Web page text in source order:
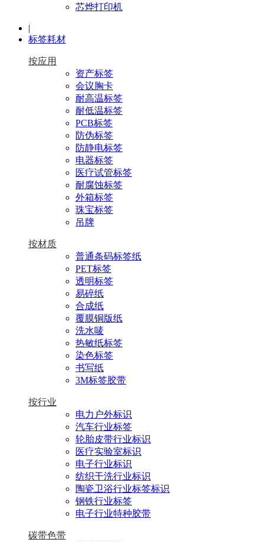
芯烨打印机
|
标签耗材
按应用
资产标签
会议胸卡
耐高温标签
耐低温标签
PCB标签
防伪标签
防静电标签
电器标签
医疗试管标签
耐腐蚀标签
外箱标签
珠宝标签
吊牌
按材质
普通条码标签纸
PET标签
透明标签
易碎纸
合成纸
覆膜铜版纸
洗水唛
热敏纸标签
染色标签
书写纸
3M标签胶带
按行业
电力户外标识
汽车行业标签
轮胎皮带行业标识
医疗实验室标识
电子行业标识
纺织干洗行业标识
陶瓷卫浴行业标签标识
钢铁行业标签
电子行业特种胶带
碳带色带